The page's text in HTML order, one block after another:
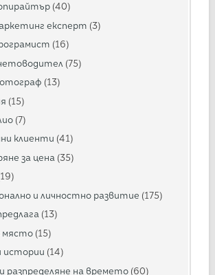
(40)
експерт (3)
(16)
(75)
(13)
(15)
(7)
клиенти (41)
за цена (35)
и личностно развитие (175)
(13)
място (15)
истории (14)
разпределяне на времето (60)